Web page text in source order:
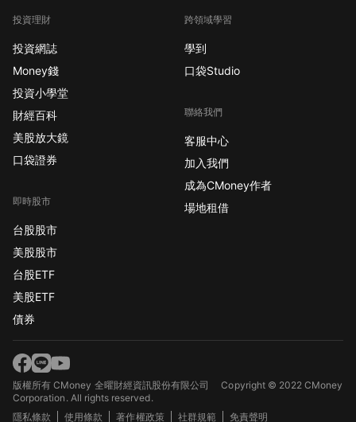
投資理財
投資網誌
Money錢
投資小學堂
財經百科
美股放大鏡
口袋證券
即時股市
台股股市
美股股市
台股ETF
美股ETF
債券
跨領域學習
學到
口袋Studio
聯絡我們
客服中心
加入我們
成為CMoney作者
場地租借
版權所有 CMoney 全曜財經資訊股份有限公司Copyright © 2022 CMoney
Corporation. All rights reserved.
隱私條款
使用條款 著作權政策 社群規範 免責聲明